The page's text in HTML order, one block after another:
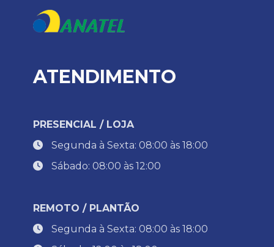
ATENDIMENTO
PRESENCIAL / LOJA
Segunda à Sexta: 08:00 às 18:00
Sábado: 08:00 às 12:00
REMOTO / PLANTÃO
Segunda à Sexta: 08:00 às 18:00